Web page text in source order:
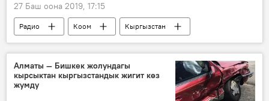
27 Баш оона 2019, 17:15
Радио Коом
Кыргызстан
Маданият
чүкө
суроо-талап
тарыхый баалуулуктар
Алматы — Бишкек жолундагы
кырсыктан кыргызстандык жигит көз
жумду